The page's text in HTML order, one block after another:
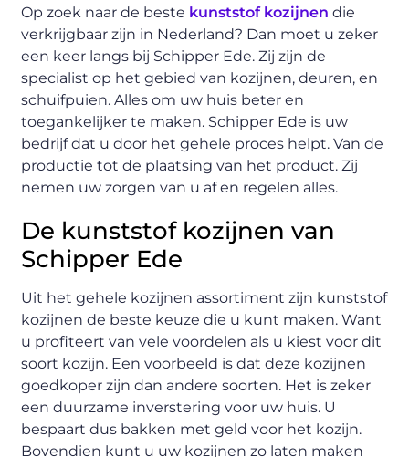
Op zoek naar de beste kunststof kozijnen die
verkrijgbaar zijn in Nederland? Dan moet u zeker
een keer langs bij Schipper Ede. Zij zijn de
specialist op het gebied van kozijnen, deuren, en
schuifpuien. Alles om uw huis beter en
toegankelijker te maken. Schipper Ede is uw
bedrijf dat u door het gehele proces helpt. Van de
productie tot de plaatsing van het product. Zij
nemen uw zorgen van u af en regelen alles.
De kunststof kozijnen van
Schipper Ede
Uit het gehele kozijnen assortiment zijn kunststof
kozijnen de beste keuze die u kunt maken. Want
u profiteert van vele voordelen als u kiest voor dit
soort kozijn. Een voorbeeld is dat deze kozijnen
goedkoper zijn dan andere soorten. Het is zeker
een duurzame inverstering voor uw huis. U
bespaart dus bakken met geld voor het kozijn.
Bovendien kunt u uw kozijnen zo laten maken